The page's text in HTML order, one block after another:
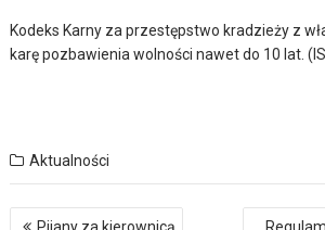
Kodeks Karny za przestępstwo kradzieży z
karę pozbawienia wolności nawet do 10 lat.
Aktualności
Nawigacja